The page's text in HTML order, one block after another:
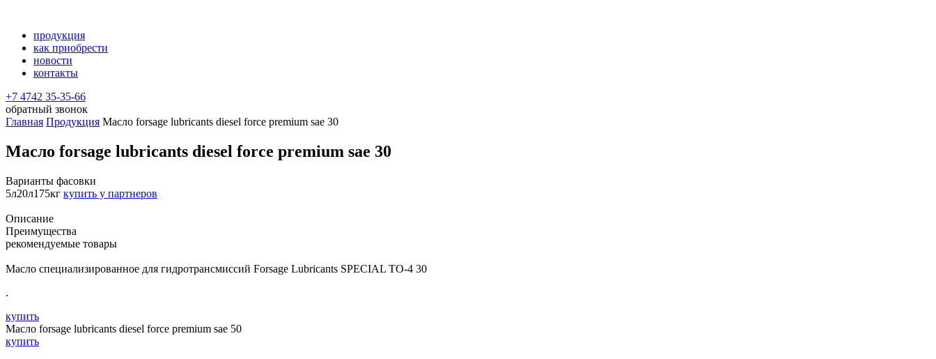
продукция
как приобрести
новости
контакты
+7 4742 35-35-66
обратный звонок
Главная Продукция Масло forsage lubricants diesel force premium sae 30
Масло forsage lubricants diesel force premium sae 30
Варианты фасовки
5л20л175кг купить у партнеров
Описание
Преимущества
рекомендуемые товары
Масло специализированное для гидротрансмиссий Fоrsаgе Lubricants SPECIAL TO-4 30
.
купить
Масло forsage lubricants diesel force premium sae 50
купить